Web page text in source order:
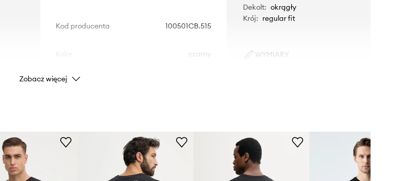
Kod producenta 100501CB.515
czarny
Marka
Dekolt: okrągły
Krój: regular fit
WYMIARY
Tabela rozmiarów
Zobacz więcej